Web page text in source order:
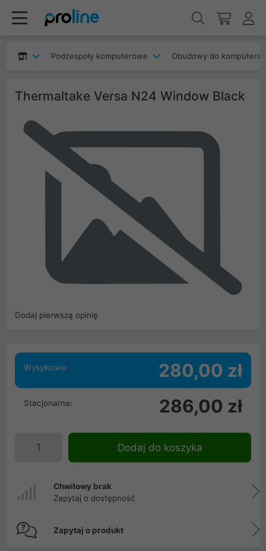
Podzespoły komputerowe Obudowy do komputera
Thermaltake Versa N24 Window Black
Dodaj pierwszą opinię
Wysyłkowa: 280,00 zł
Stacjonarna: 286,00 zł
Dodaj do koszyka
Chwilowy brak
Zapytaj o dostępność
Zapytaj o produkt